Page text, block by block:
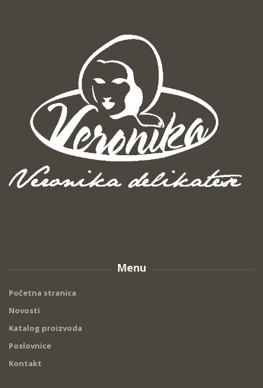
Menu
Početna stranica
Novosti
Katalog proizvoda
Poslovnice
Kontakt